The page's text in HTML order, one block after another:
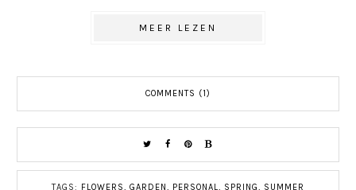
MEER LEZEN
COMMENTS (1)
TAGS: FLOWERS, GARDEN , PERSONAL, SPRING, SUMMER